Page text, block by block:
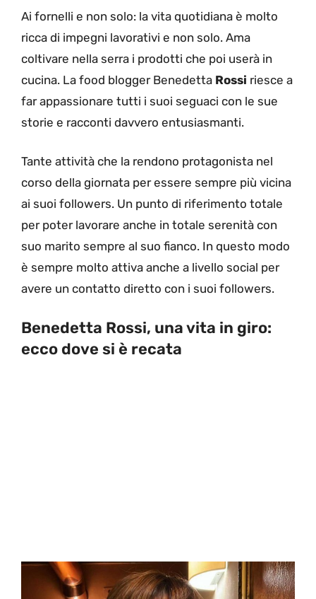
Ai fornelli e non solo: la vita quotidiana è molto
ricca di impegni lavorativi e non solo. Ama
coltivare nella serra i prodotti che poi userà in
cucina. La food blogger Benedetta Rossi riesce a
far appassionare tutti i suoi seguaci con le sue
storie e racconti davvero entusiasmanti.
Tante attività che la rendono protagonista nel
corso della giornata per essere sempre più vicina
ai suoi followers. Un punto di riferimento totale
per poter lavorare anche in totale serenità con
suo marito sempre al suo fianco. In questo modo
è sempre molto attiva anche a livello social per
avere un contatto diretto con i suoi followers.
Benedetta Rossi, una vita in giro:
ecco dove si è recata